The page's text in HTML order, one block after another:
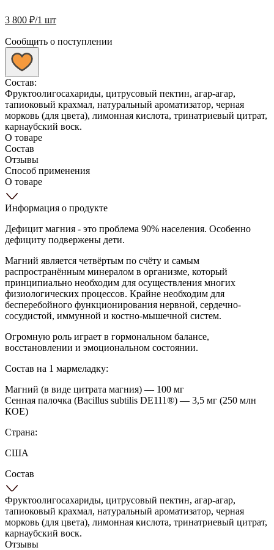
3 800 ₽/1 шт
Сообщить о поступлении
Состав:
Фруктоолигосахариды, цитрусовый пектин, агар-агар,
тапиоковый крахмал, натуральный ароматизатор, черная
морковь (для цвета), лимонная кислота, тринатриевый цитрат,
карнаубский воск.
О товаре
Состав
Отзывы
Способ применения
О товаре
Информация о продукте
Дефицит магния - это проблема 90% населения. Особенно
дефициту подвержены дети.
Магний является четвёртым по счёту и самым
распространённым минералом в организме, который
принципиально необходим для осуществления многих
физиологических процессов. Крайне необходим для
бесперебойного функционирования нервной, сердечно-
сосудистой, иммунной и костно-мышечной систем.
Огромную роль играет в гормональном балансе,
восстановлении и эмоциональном состоянии.
Состав на 1 мармеладку:
Магний (в виде цитрата магния) — 100 мг
Сенная палочка (Bacillus subtilis DE111®) — 3,5 мг (250 млн
КОЕ)
Страна:
США
Состав
Фруктоолигосахариды, цитрусовый пектин, агар-агар,
тапиоковый крахмал, натуральный ароматизатор, черная
морковь (для цвета), лимонная кислота, тринатриевый цитрат,
карнаубский воск.
Отзывы